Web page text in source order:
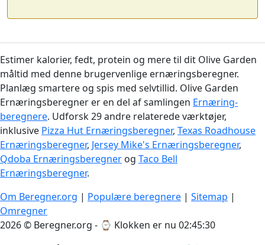
Estimer kalorier, fedt, protein og mere til dit Olive Garden
måltid med denne brugervenlige ernæringsberegner.
Planlæg smartere og spis med selvtillid. Olive Garden
Ernæringsberegner er en del af samlingen Ernæring-
beregnere. Udforsk 29 andre relaterede værktøjer,
inklusive Pizza Hut Ernæringsberegner, Texas Roadhouse
Ernæringsberegner, Jersey Mike's Ernæringsberegner,
Qdoba Ernæringsberegner og Taco Bell
Ernæringsberegner.
Om Beregner.org | Populære beregnere | Sitemap |
Omregner
2026 © Beregner.org - ⌚ Klokken er nu 02:45:30